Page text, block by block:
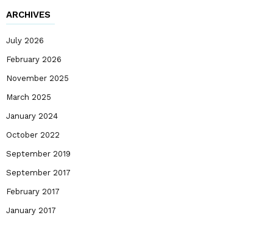
ARCHIVES
July 2026
February 2026
November 2025
March 2025
January 2024
October 2022
September 2019
September 2017
February 2017
January 2017